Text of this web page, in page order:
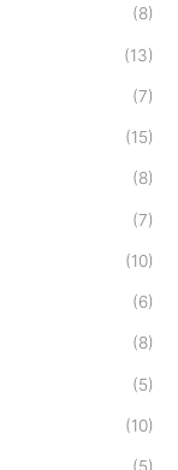
(8)
(13)
(7)
(15)
(8)
(7)
(10)
(6)
(8)
(5)
(10)